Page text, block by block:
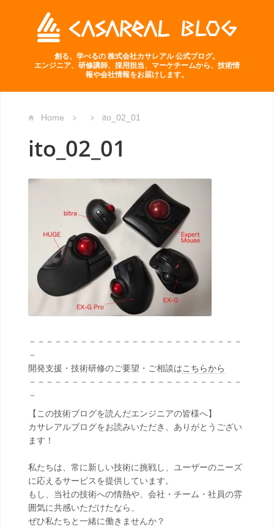
創る、学べるの 株式会社カサレアル 公式ブログ。
エンジニア、研修講師、採用担当、マーケチームから、技術情
報や会社情報をお届けします。
Home ito_02_01
ito_02_01
－－－－－－－－－－－－－－－－－－－－－－－－－
－
開発支援・技術研修のご要望・ご相談はこちらから
－－－－－－－－－－－－－－－－－－－－－－－－－
－
【この技術ブログを読んだエンジニアの皆様へ】
カサレアルブログをお読みいただき、ありがとうござい
ます！
私たちは、常に新しい技術に挑戦し、ユーザーのニーズ
に応えるサービスを提供しています。
もし、当社の技術への情熱や、会社・チーム・社員の雰
囲気に共感いただけたなら、
ぜひ私たちと一緒に働きませんか？